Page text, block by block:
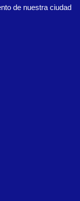
de nuestra ciudad